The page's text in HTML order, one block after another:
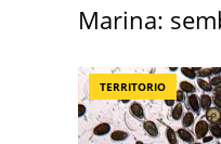
Marina:
TERRITORIO